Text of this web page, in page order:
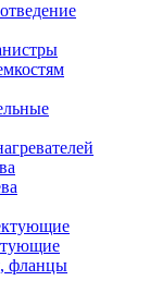
фланцы